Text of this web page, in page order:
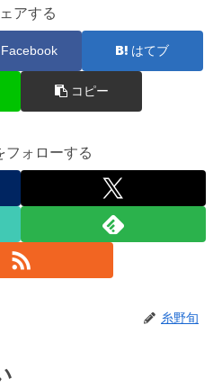
アする
Facebook はてブ
コピー
フォローする
糸野旬